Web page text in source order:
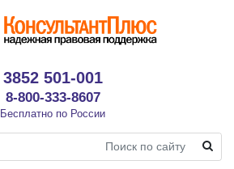
3852 501-001
8-800-333-8607
Бесплатно по России